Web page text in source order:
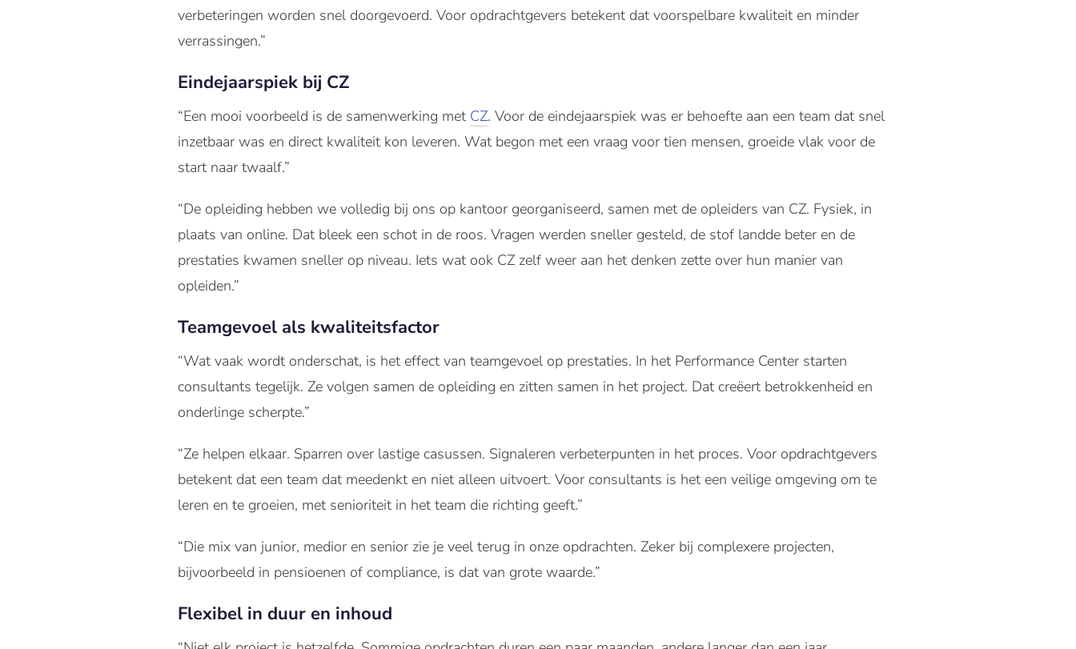
verbeteringen worden snel doorgevoerd. Voor opdrachtgevers betekent dat voorspelbare kwaliteit en minder
verrassingen.”
Eindejaarspiek bij CZ
“Een mooi voorbeeld is de samenwerking met CZ. Voor de eindejaarspiek was er behoefte aan een team dat snel
inzetbaar was en direct kwaliteit kon leveren. Wat begon met een vraag voor tien mensen, groeide vlak voor de
start naar twaalf.”
“De opleiding hebben we volledig bij ons op kantoor georganiseerd, samen met de opleiders van CZ. Fysiek, in
plaats van online. Dat bleek een schot in de roos. Vragen werden sneller gesteld, de stof landde beter en de
prestaties kwamen sneller op niveau. Iets wat ook CZ zelf weer aan het denken zette over hun manier van
opleiden.”
Teamgevoel als kwaliteitsfactor
“Wat vaak wordt onderschat, is het effect van teamgevoel op prestaties. In het Performance Center starten
consultants tegelijk. Ze volgen samen de opleiding en zitten samen in het project. Dat creëert betrokkenheid en
onderlinge scherpte.”
“Ze helpen elkaar. Sparren over lastige casussen. Signaleren verbeterpunten in het proces. Voor opdrachtgevers
betekent dat een team dat meedenkt en niet alleen uitvoert. Voor consultants is het een veilige omgeving om te
leren en te groeien, met senioriteit in het team die richting geeft.”
“Die mix van junior, medior en senior zie je veel terug in onze opdrachten. Zeker bij complexere projecten,
bijvoorbeeld in pensioenen of compliance, is dat van grote waarde.”
Flexibel in duur en inhoud